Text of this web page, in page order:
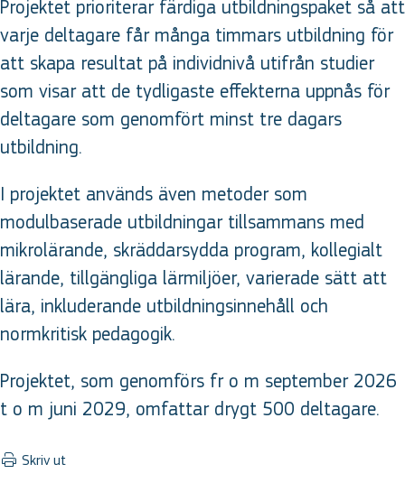
Projektet prioriterar färdiga utbildningspaket så att
varje deltagare får många timmars utbildning för
att skapa resultat på individnivå utifrån studier
som visar att de tydligaste effekterna uppnås för
deltagare som genomfört minst tre dagars
utbildning.
I projektet används även metoder som
modulbaserade utbildningar tillsammans med
mikrolärande, skräddarsydda program, kollegialt
lärande, tillgängliga lärmiljöer, varierade sätt att
lära, inkluderande utbildningsinnehåll och
normkritisk pedagogik.
Projektet, som genomförs fr o m september 2026
t o m juni 2029, omfattar drygt 500 deltagare.
Skriv ut